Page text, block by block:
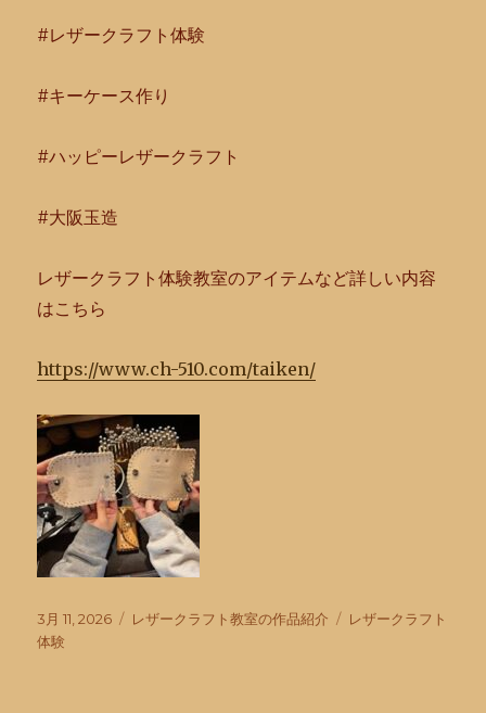
#レザークラフト体験
#キーケース作り
#ハッピーレザークラフト
#大阪玉造
レザークラフト体験教室のアイテムなど詳しい内容
はこちら
https://www.ch-510.com/taiken/
投
稿
3月 11, 2026
カ
レザークラフト教室の作品紹介
タ
レザークラフト
体験